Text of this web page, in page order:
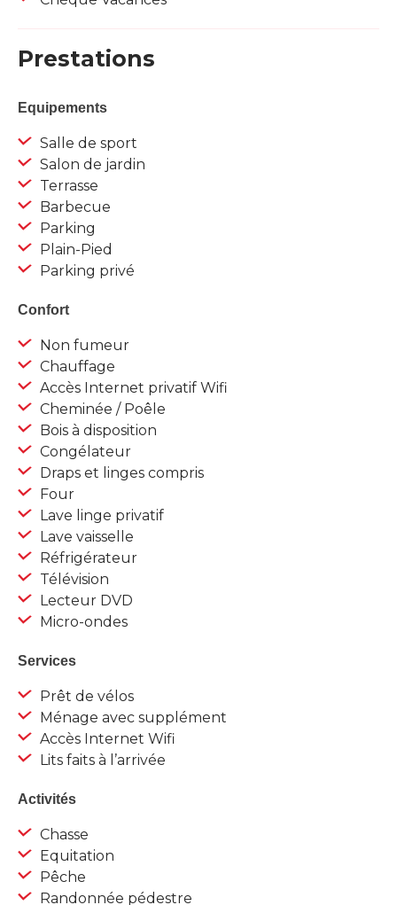
Prestations
Equipements
Salle de sport
Salon de jardin
Terrasse
Barbecue
Parking
Plain-Pied
Parking privé
Confort
Non fumeur
Chauffage
Accès Internet privatif Wifi
Cheminée / Poêle
Bois à disposition
Congélateur
Draps et linges compris
Four
Lave linge privatif
Lave vaisselle
Réfrigérateur
Télévision
Lecteur DVD
Micro-ondes
Services
Prêt de vélos
Ménage avec supplément
Accès Internet Wifi
Lits faits à l’arrivée
Activités
Chasse
Equitation
Pêche
Randonnée pédestre